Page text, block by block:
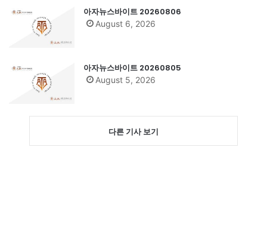
아자뉴스바이트 20260806
August 6, 2026
아자뉴스바이트 20260805
August 5, 2026
다른 기사 보기